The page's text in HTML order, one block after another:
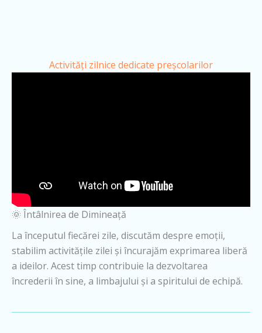
Activități zilnice dedicate preșcolarilor
🌞 Întâlnirea de Dimineață
La începutul fiecărei zile, discutăm despre emoții,
stabilim activitățile zilei și încurajăm exprimarea liberă
a ideilor. Acest timp contribuie la dezvoltarea
încrederii în sine, a limbajului și a spiritului de echipă.